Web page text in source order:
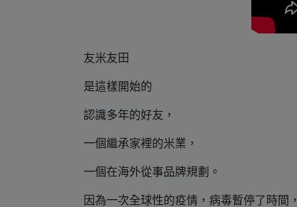
友米友田
是這樣開始的
認識多年的好友，
⼀個繼承家裡的米業，
⼀個在海外從事品牌規劃。
因為⼀次全球性的疫情，病毒暫停了時間，